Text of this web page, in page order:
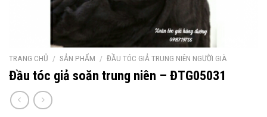
TRANG CHỦ / SẢN PHẨM / ĐẦU TÓC GIẢ TRUNG NIÊN NGƯỜI GIÀ
Đầu tóc giả soăn trung niên – ĐTG05031